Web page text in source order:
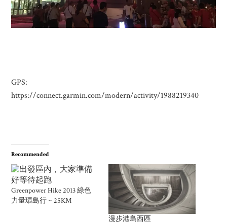
GPS:
https://connect.garmin.com/modern/activity/1988219340
Recommended
Greenpower Hike 2013 綠色
力量環島行 ~ 25KM
漫步港島西區